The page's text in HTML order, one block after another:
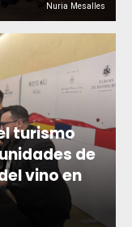
Nuria Mesalles
turismo
de
vino en